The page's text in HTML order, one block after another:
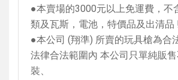
●本賣場的3000元以上免運費，不
類及瓦斯，電池，特價品及出清品
●本公司 (翔準) 所賣的玩具槍為合
法律合法範圍內 本公司只單純販
裝、